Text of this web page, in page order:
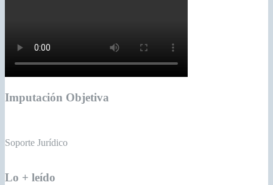
Imputación Objetiva
Soporte Jurídico
Lo + leído